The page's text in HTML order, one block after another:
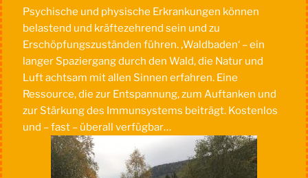
Psychische und physische Erkrankungen können
belastend und kräftezehrend sein und zu
Erschöpfungszuständen führen. ‚Waldbaden‘ – ein
langer Spaziergang durch den Wald, die Natur und
Luft achtsam mit allen Sinnen erfahren. Eine
Ressource, die zur Entspannung, zum Auftanken und
zur Stärkung des Immunsystems beiträgt. Kostenlos
und – fast – überall verfügbar…